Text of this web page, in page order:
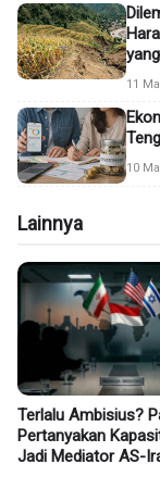
11
10
Lainnya
Terlalu Ambisius?
Pertanyakan
Jadi Mediator AS-